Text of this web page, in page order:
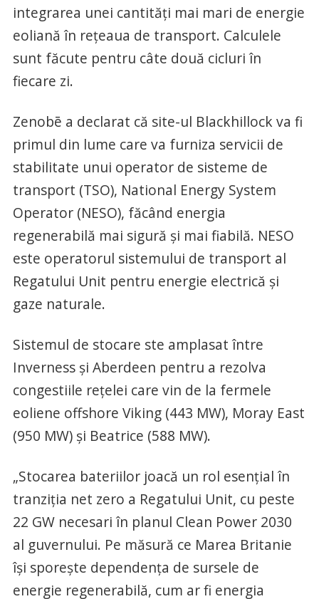
integrarea unei cantități mai mari de energie
eoliană în rețeaua de transport. Calculele
sunt făcute pentru câte două cicluri în
fiecare zi.
Zenobē a declarat că site-ul Blackhillock va fi
primul din lume care va furniza servicii de
stabilitate unui operator de sisteme de
transport (TSO), National Energy System
Operator (NESO), făcând energia
regenerabilă mai sigură și mai fiabilă. NESO
este operatorul sistemului de transport al
Regatului Unit pentru energie electrică și
gaze naturale.
Sistemul de stocare ste amplasat între
Inverness și Aberdeen pentru a rezolva
congestiile rețelei care vin de la fermele
eoliene offshore Viking (443 MW), Moray East
(950 MW) și Beatrice (588 MW).
„Stocarea bateriilor joacă un rol esențial în
tranziția net zero a Regatului Unit, cu peste
22 GW necesari în planul Clean Power 2030
al guvernului. Pe măsură ce Marea Britanie
își sporește dependența de sursele de
energie regenerabilă, cum ar fi energia